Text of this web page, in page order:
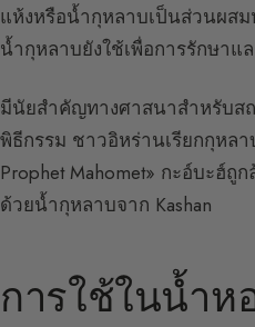
แห้งหรือน้ำกุหลาบเป็นส่วนผสม
น้ำกุหลาบยังใช้เพื่อการรักษาแล
มีนัยสำคัญทางศาสนาสำหรับส
พิธีกรรม ชาวอิหร่านเรียกกุหล
Prophet Mahomet» กะอ์บะฮ์ถู
ด้วยน้ำกุหลาบจาก Kashan
การใช้ในน้ำห